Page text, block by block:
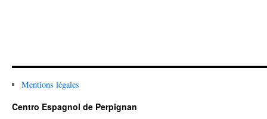
Mentions légales
Centro Espagnol de Perpignan